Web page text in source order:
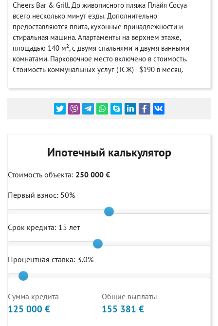
Cheers Bar & Grill. До живописного пляжа Плайя Сосуа
всего несколько минут езды. Дополнительно
предоставляются плита, кухонные принадлежности и
стиральная машина. Апартаменты на верхнем этаже,
площадью 140 м², с двумя спальнями и двумя ванными
комнатами. Парковочное место включено в стоимость.
Стоимость коммунальных услуг (ТСЖ) - $190 в месяц.
Ипотечный калькулятор
Стоимость объекта: 250 000 €
Первый взнос: 50%
Срок кредита: 15 лет
Процентная ставка: 3.0%
Cумма кредита
125 000 €
Общие выплаты
155 381 €